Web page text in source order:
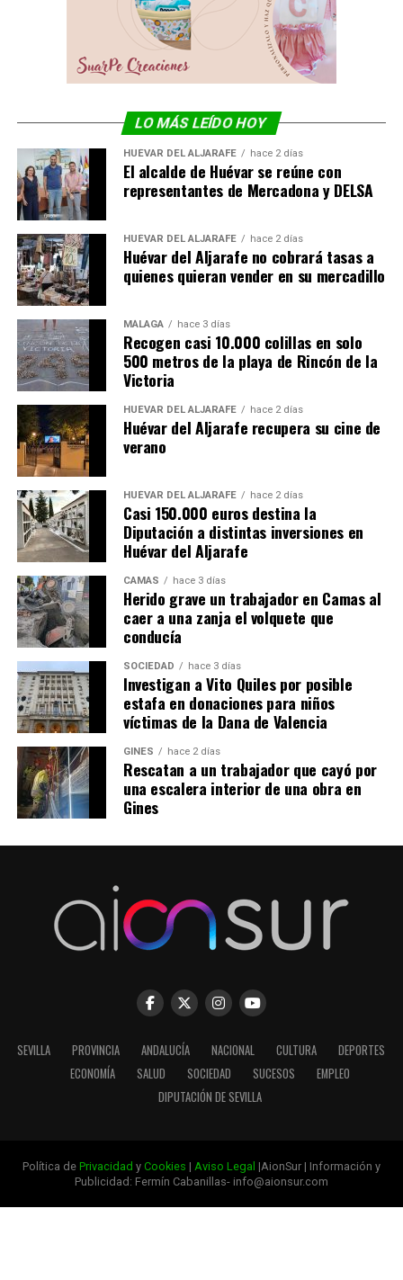
LO MÁS LEÍDO HOY
HUÉVAR DEL ALJARAFE hace 2 días
El alcalde de Huévar se reúne con
representantes de Mercadona y DELSA
HUÉVAR DEL ALJARAFE hace 2 días
Huévar del Aljarafe no cobrará tasas a
quienes quieran vender en su mercadillo
MÁLAGA hace 3 días
Recogen casi 10.000 colillas en solo
500 metros de la playa de Rincón de la
Victoria
HUÉVAR DEL ALJARAFE hace 2 días
Huévar del Aljarafe recupera su cine de
verano
HUÉVAR DEL ALJARAFE hace 2 días
Casi 150.000 euros destina la
Diputación a distintas inversiones en
Huévar del Aljarafe
CAMAS hace 3 días
Herido grave un trabajador en Camas al
caer a una zanja el volquete que
conducía
SOCIEDAD hace 3 días
Investigan a Vito Quiles por posible
estafa en donaciones para niños
víctimas de la Dana de Valencia
GINES hace 2 días
Rescatan a un trabajador que cayó por
una escalera interior de una obra en
Gines
SEVILLA PROVINCIA ANDALUCÍA NACIONAL CULTURA
DEPORTES
ECONOMÍA
SALUD SOCIEDAD SUCESOS
EMPLEO
DIPUTACIÓN DE SEVILLA
Política de Privacidad y Cookies | Aviso Legal |AionSur | Información y
Publicidad: Fermín Cabanillas- info@aionsur.com